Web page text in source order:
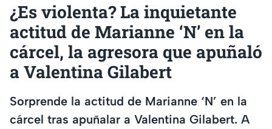
¿Es violenta? La inquietante
actitud de Marianne ‘N’ en la
cárcel, la agresora que apuñaló
a Valentina Gilabert
Sorprende la actitud de Marianne ‘N’ en la
cárcel tras apuñalar a Valentina Gilabert. A